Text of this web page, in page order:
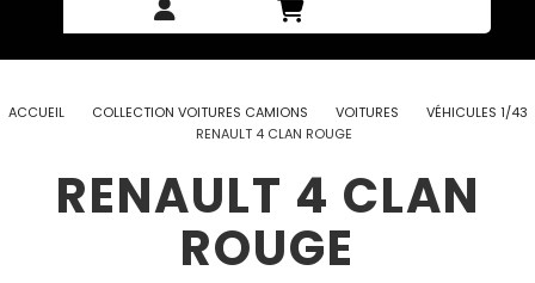
ACCUEIL COLLECTION VOITURES CAMIONS VOITURES
VÉHICULES 1/43
RENAULT 4 CLAN ROUGE
RENAULT 4 CLAN
ROUGE